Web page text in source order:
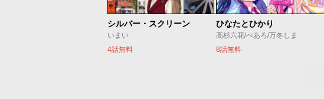
シルバー・スクリーン
いまい
4話無料
ひなたとひかり
高杉六花/べあろ/万冬しま
8話無料